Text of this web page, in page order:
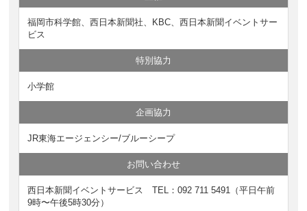
福岡市科学館、西日本新聞社、KBC、西日本新聞イベントサー
ビス
特別協力
小学館
企画協力
JR東海エージェンシー/ブルーシープ
お問い合わせ
西日本新聞イベントサービス TEL：092 711 5491（平日午前
9時〜午後5時30分）